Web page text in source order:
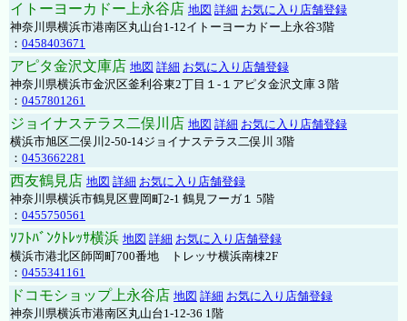
イトーヨーカドー上永谷店 地図 詳細 お気に入り店舗登録
神奈川県横浜市港南区丸山台1-12イトーヨーカドー上永谷3階
： 0458403671
アピタ金沢文庫店 地図 詳細 お気に入り店舗登録
神奈川県横浜市金沢区釜利谷東2丁目１-１アピタ金沢文庫３階
： 0457801261
ジョイナステラス二俣川店 地図 詳細 お気に入り店舗登録
横浜市旭区二俣川2-50-14ジョイナステラス二俣川 3階
： 0453662281
西友鶴見店 地図 詳細 お気に入り店舗登録
神奈川県横浜市鶴見区豊岡町2-1 鶴見フーガ１ 5階
： 0455750561
ｿﾌﾄﾊﾞﾝｸﾄﾚｯｻ横浜 地図 詳細 お気に入り店舗登録
横浜市港北区師岡町700番地 トレッサ横浜南棟2F
： 0455341161
ドコモショップ上永谷店 地図 詳細 お気に入り店舗登録
神奈川県横浜市港南区丸山台1-12-36 1階